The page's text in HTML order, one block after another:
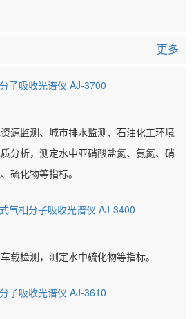
更多
子吸收光谱仪 AJ-3700
源监测、城市排水监测、石油化工环境
分析，测定水中亚硝酸盐氮、氨氮、硝
硫化物等指标。
气相分子吸收光谱仪 AJ-3400
载检测，测定水中硫化物等指标。
子吸收光谱仪 AJ-3610